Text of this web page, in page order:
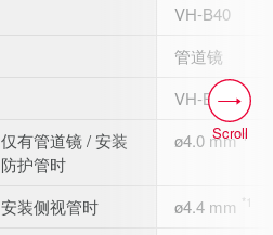
VH-B40
管道镜
VH-BA
仅有管道镜 / 安装
防护管时
ø4.0 mm*1
安装侧视管时 ø4.4 mm *1
Scroll